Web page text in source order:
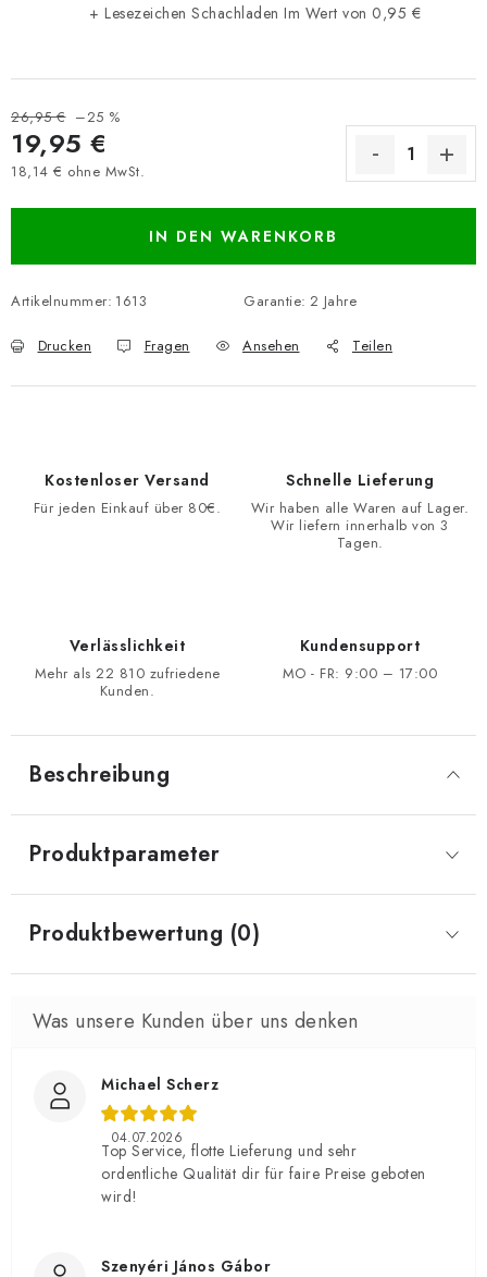
+ Lesezeichen Schachladen Im Wert von 0,95 €
26,95 € –25 %
19,95 €
18,14 € ohne MwSt.
IN DEN WARENKORB
Artikelnummer: 1613 Garantie: 2 Jahre
Drucken Fragen Ansehen Teilen
Kostenloser Versand
Für jeden Einkauf über 80€.
Schnelle Lieferung
Wir haben alle Waren auf Lager.
Wir liefern innerhalb von 3
Tagen.
Verlässlichkeit
Mehr als 22 810 zufriedene
Kunden.
Kundensupport
MO - FR: 9:00 – 17:00
Beschreibung
Produktparameter
Produktbewertung (0)
Michael Scherz
04.07.2026
Top Service, flotte Lieferung und sehr
ordentliche Qualität dir für faire Preise geboten
wird!
Szenyéri János Gábor